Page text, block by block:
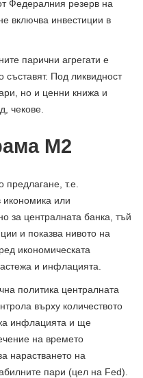
Федералния резерв на
включва инвестиции в
парични агрегати е
съставят. Под ликвидност
но и ценни книжа и
чекове.
M2
предлагане, т.е.
икономика или
за централната банка, тъй
и показва нивото на
икономическата
и инфлацията.
политика централната
върху количеството
инфлацията и ще
на времето
нарастването на
пари (цел на Fed).